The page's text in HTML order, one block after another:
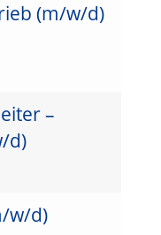
(m/w/d)
–
d)
w/d)